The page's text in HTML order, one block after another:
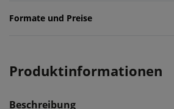
Formate und Preise
Produktinformationen
Beschreibung